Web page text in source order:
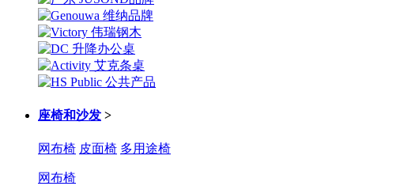
座椅和沙发 >
网布椅 皮面椅 多用途椅
网布椅